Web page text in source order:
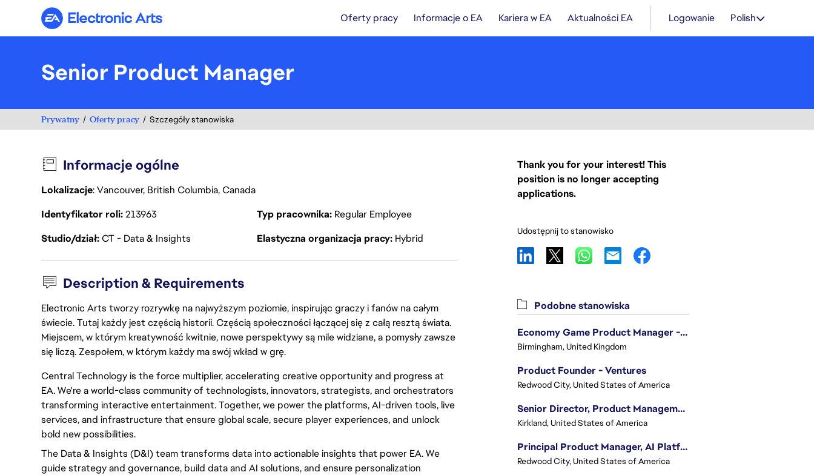
Electronic Arts Oferty pracy Informacje o EA Kariera w EA Aktualności EA Logowanie Polish
Senior Product Manager
Prywatny Oferty pracy Szczegóły stanowiska
Informacje ogólne
Lokalizacje: Vancouver, British Columbia, Canada
Identyfikator roli213963 Typ pracownika Regular Employee
Studio/działCT - Data & Insights Elastyczna organizacja pracy Hybrid
Description & Requirements
Electronic Arts tworzy rozrywkę na najwyższym poziomie, inspirując graczy i fanów na całym
świecie. Tutaj każdy jest częścią historii. Częścią społeczności łączącej się z całą resztą świata.
Miejscem, w którym kreatywność kwitnie, nowe perspektywy są mile widziane, a pomysły zawsze
się liczą. Zespołem, w którym każdy ma swój wkład w grę.
Central Technology is the force multiplier, accelerating creative opportunity and progress at
EA. We're a world-class community of technologists, innovators, strategists, and orchestrators
transforming interactive entertainment. Together, we power the platforms, AI-driven tools, live
services, and infrastructure that ensure global scale, secure player experiences, and unlock
bold new possibilities.
The Data & Insights (D&I) team transforms data into actionable insights that power EA. We
guide strategy and governance, build data and AI solutions, and ensure personalization
Thank you for your interest! This
position is no longer accepting
applications.
Udostępnij to stanowisko
Podobne stanowiska
Economy Game Product Manager - EA SPORTS™ F1
Birmingham, United Kingdom
Product Founder - Ventures
Redwood City, United States of America
Senior Director, Product Management - Head of Sims Marketplace
Kirkland, United States of America
Principal Product Manager, AI Platform
Redwood City, United States of America